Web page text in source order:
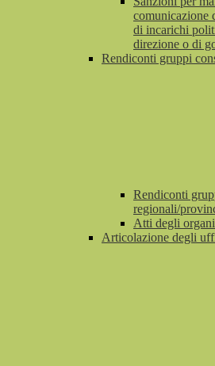
comunicazione
di incarichi
direzione o di
Rendiconti gruppi
Rendiconti
regionali/
Atti degli
Articolazione degli